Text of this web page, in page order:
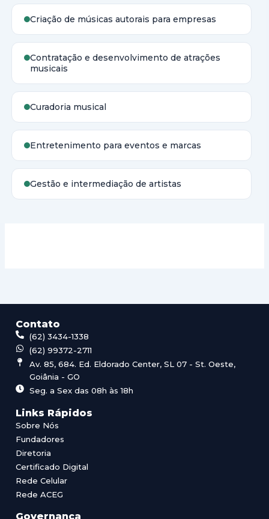
Criação de músicas autorais para empresas
Contratação e desenvolvimento de atrações
musicais
Curadoria musical
Entretenimento para eventos e marcas
Gestão e intermediação de artistas
Contato
(62) 3434-1338
(62) 99372-2711
Av. 85, 684. Ed. Eldorado Center, SL 07 - St. Oeste,
Goiânia - GO
Seg. a Sex das 08h às 18h
Links Rápidos
Sobre Nós
Fundadores
Diretoria
Certificado Digital
Rede Celular
Rede ACEG
Governança